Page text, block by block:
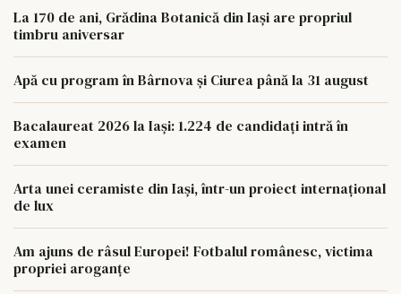
La 170 de ani, Grădina Botanică din Iași are propriul
timbru aniversar
Apă cu program în Bârnova și Ciurea până la 31 august
Bacalaureat 2026 la Iași: 1.224 de candidați intră în
examen
Arta unei ceramiste din Iași, într-un proiect internațional
de lux
Am ajuns de râsul Europei! Fotbalul românesc, victima
propriei aroganțe